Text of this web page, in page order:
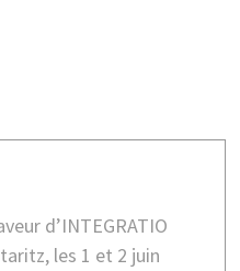
d’INTEGRATIO
les 1 et 2 juin